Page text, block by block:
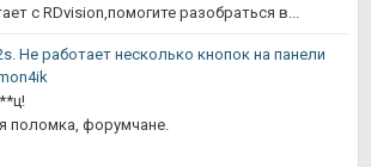
с RDvision,помогите разобраться в...
Не работает несколько кнопок на панели
поломка, форумчане.